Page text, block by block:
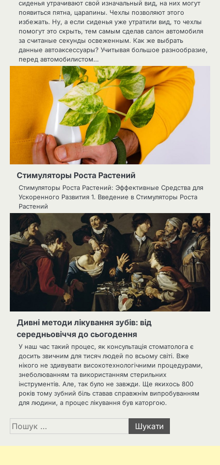
сиденья утрачивают свой изначальный вид, на них могут
появиться пятна, царапины. Чехлы позволяют этого
избежать. Ну, а если сиденья уже утратили вид, то чехлы
помогут это скрыть, тем самым сделав салон автомобиля
за считаные секунды освеженным. Как же выбрать
данные автоаксессуары? Учитывая большое разнообразие,
перед автомобилистом…
Стимуляторы Роста Растений
Стимуляторы Роста Растений: Эффективные Средства для
Ускоренного Развития 1. Введение в Стимуляторы Роста
Растений
Дивні методи лікування зубів: від
середньовіччя до сьогодення
У наш час такий процес, як консультація стоматолога є
досить звичним для тисяч людей по всьому світі. Вже
нікого не здивувати високотехнологічними процедурами,
знеболюванням та використанням стерильних
інструментів. Але, так було не завжди. Ще якихось 800
років тому зубний біль ставав справжнім випробуванням
для людини, а процес лікування був каторгою.
Пошук: